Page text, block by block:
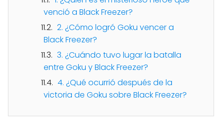
venció a Black Freezer?
2. ¿Cómo logró Goku vencer a
Black Freezer?
3. ¿Cuándo tuvo lugar la batalla
entre Goku y Black Freezer?
4. ¿Qué ocurrió después de la
victoria de Goku sobre Black Freezer?